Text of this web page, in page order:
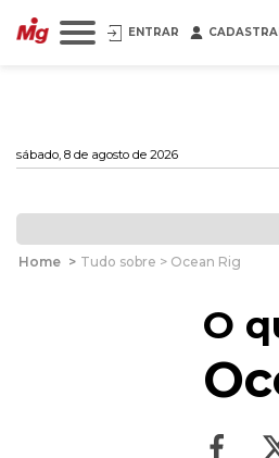
ENTRAR
sábado, 8 de agosto de 2026
Home > Tudo sobre > Ocean Rig
O